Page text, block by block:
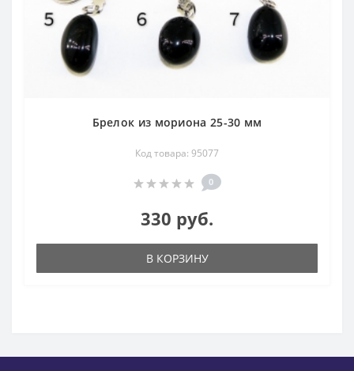
Брелок из мориона 25-30 мм
Код товара: 95077
0
330 руб.
В КОРЗИНУ